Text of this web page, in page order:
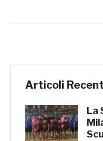
Articoli
La